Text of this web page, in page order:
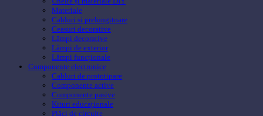
Materiale
Cabluri si prelungitoare
Ceasuri decorative
Lămpi decorative
Lămpi de exterior
Lămpi funcționale
Componente electronice
Cabluri de prototipare
Componente active
Componente pasive
Kituri educaționale
Plăci de circuite